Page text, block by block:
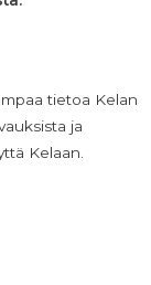
tietoa Kelan
ja
Kelaan.